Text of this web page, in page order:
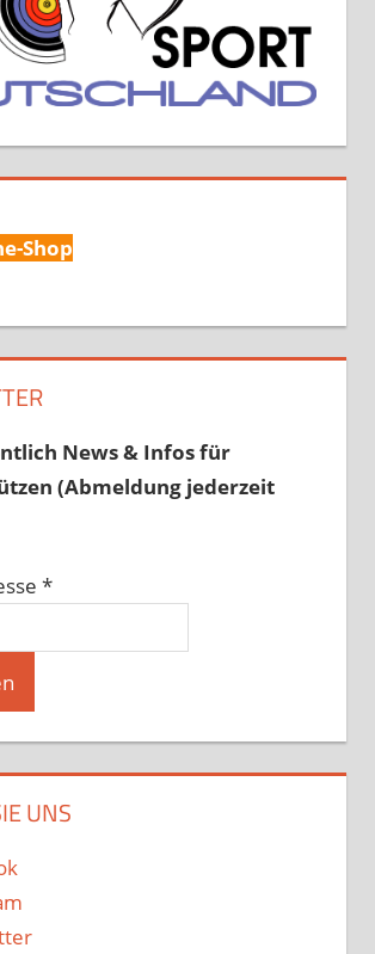
Shop
News & Infos für
(Abmeldung jederzeit
*
UNS